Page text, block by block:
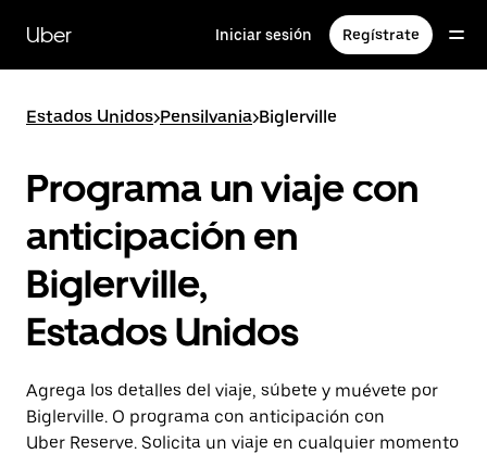
contenido
principal
Uber Iniciar sesión Regístrate
Estados Unidos>Pensilvania>Biglerville
Programa un viaje con
anticipación en
Biglerville,
Estados Unidos
Agrega los detalles del viaje, súbete y muévete por
Biglerville. O programa con anticipación con
Uber Reserve. Solicita un viaje en cualquier momento